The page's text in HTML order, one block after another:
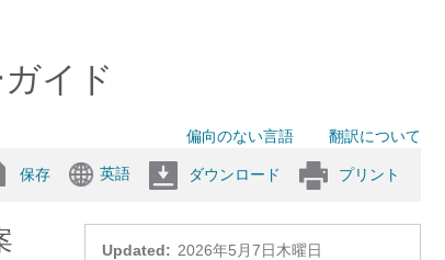
イド
偏向のない言語 翻訳について
保存 英語 ダウンロード プリント
Updated: 2026年5月7日木曜日